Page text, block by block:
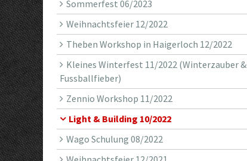
Sommerfest 06/2023
Weihnachtsfeier 12/2022
Theben Workshop in Haigerloch 12/2022
Kleines Winterfest 11/2022 (Winterzauber &
Fussballfieber)
Zennio Workshop 11/2022
Light & Building 10/2022
Wago Schulung 08/2022